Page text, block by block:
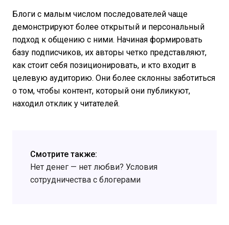
Блоги с малым числом последователей чаще
демонстрируют более открытый и персональный
подход к общению с ними. Начиная формировать
базу подписчиков, их авторы четко представляют,
как стоит себя позиционировать, и кто входит в
целевую аудиторию. Они более склонны заботиться
о том, чтобы контент, который они публикуют,
находил отклик у читателей.
Смотрите также:
Нет денег — нет любви? Условия
сотрудничества с блогерами